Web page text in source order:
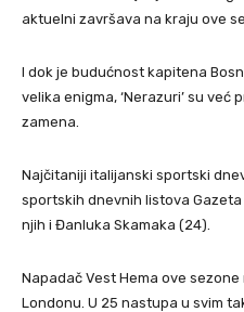
aktuelni završava na kraju ove
I dok je budućnost kapitena
velika enigma, ‘Nerazuri’ su
zamena.
Najčitaniji italijanski sportski
sportskih dnevnih listova
njih i Đanluka Skamaka (24).
Napadač Vest Hema ove
Londonu. U 25 nastupa u svim